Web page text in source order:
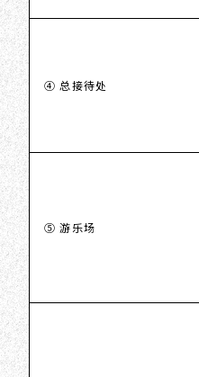
④ 总接待处
⑤ 游乐场